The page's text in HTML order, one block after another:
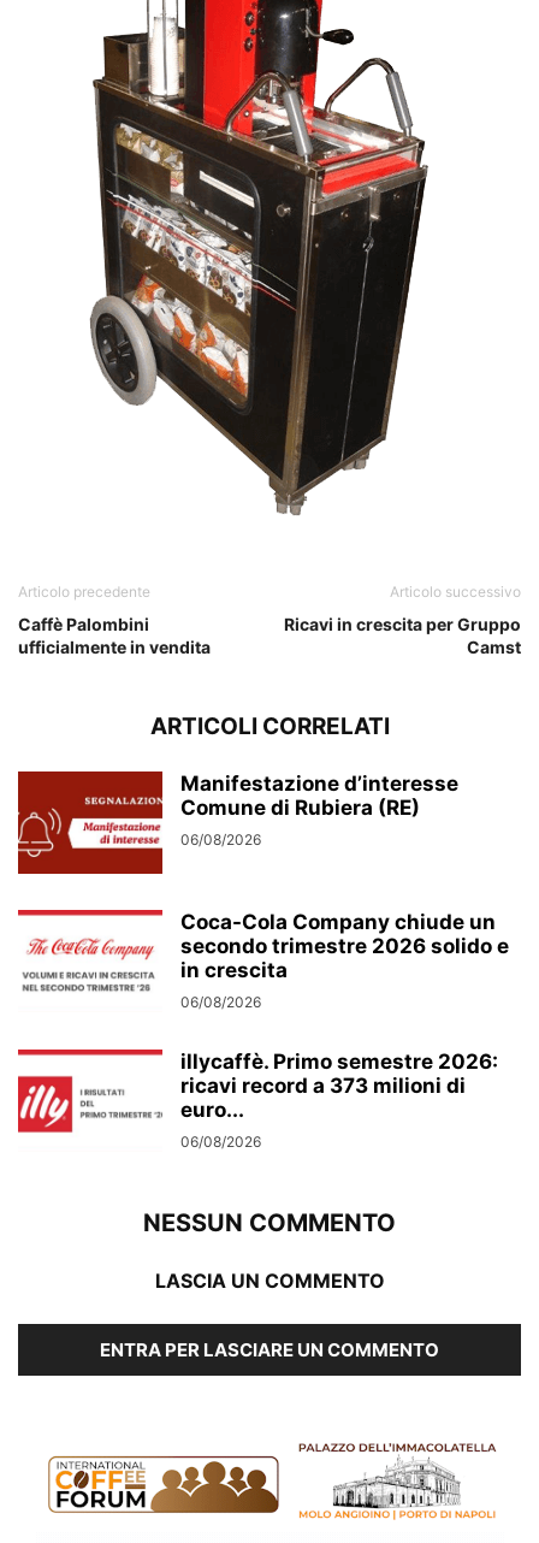
Articolo precedente
Caffè Palombini
ufficialmente in vendita
Articolo successivo
Ricavi in crescita per Gruppo
Camst
ARTICOLI CORRELATI
Manifestazione d’interesse
Comune di Rubiera (RE)
06/08/2026
Coca-Cola Company chiude un
secondo trimestre 2026 solido e
in crescita
06/08/2026
illycaffè. Primo semestre 2026:
ricavi record a 373 milioni di
euro...
06/08/2026
NESSUN COMMENTO
LASCIA UN COMMENTO
ENTRA PER LASCIARE UN COMMENTO